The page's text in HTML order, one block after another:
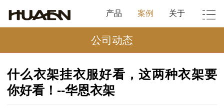
产品 案例 关于
公司动态
什么衣架挂衣服好看，这两种衣架要
你好看！--华恩衣架